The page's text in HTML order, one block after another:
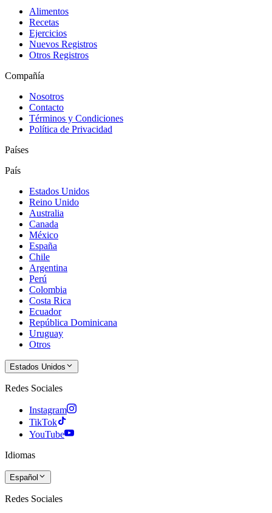
Alimentos
Recetas
Ejercicios
Nuevos Registros
Otros Registros
Compañía
Nosotros
Contacto
Términos y Condiciones
Política de Privacidad
Países
País
Estados Unidos
Reino Unido
Australia
Canada
México
España
Chile
Argentina
Perú
Colombia
Costa Rica
Ecuador
República Dominicana
Uruguay
Otros
Estados Unidos
Redes Sociales
Instagram
TikTok
YouTube
Idiomas
Español
Redes Sociales